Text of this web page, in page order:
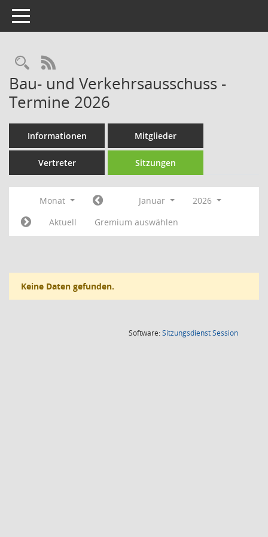
Toggle navigation
Rechercheauswahl
RSS-Feed
Bau- und Verkehrsausschuss -
Termine 2026
Informationen Mitglieder
Vertreter Sitzungen
Monat Januar
2026
Aktuell
Gremium auswählen
Keine Daten gefunden.
Software:SitzungsdienstSession(Wird in